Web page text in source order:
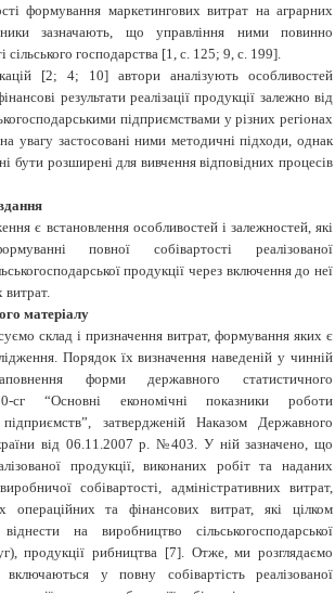
формування маркетингових витрат на аграрних
зазначають, що управління ними повинно
сільського господарства [1, с. 125; 9, с. 199].
[2; 4; 10] автори аналізують особливостей
результати реалізації продукції залежно від
підприємствами у різних регіонах
увагу застосовані ними методичні підходи, однак
бути розширені для вивчення відповідних процесів
є встановлення особливостей і залежностей, які
повної собівартості реалізованої
продукції через включення до неї
витрат.
матеріалу
склад і призначення витрат, формування яких є
Порядок їх визначення наведеній у чинній
форми державного статистичного
“Основні економічні показники роботи
підприємств”, затвердженій Наказом Державного
від 06.11.2007 р. №403. У ній зазначено, що
продукції, виконаних робіт та наданих
собівартості, адміністративних витрат,
операційних та фінансових витрат, які цілком
на виробництво сільськогосподарської
продукції рибництва [7]. Отже, ми розглядаємо
у повну собівартість реалізованої